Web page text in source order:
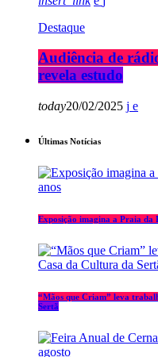
Destaque
Audiência de
revela estudo
today20/02/2025
Últimas Notícias
Exposição imagina a Praia da
“Mãos que Criam” leva
Sertã